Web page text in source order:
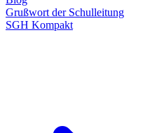
Grußwort der Schulleitung
SGH Kompakt